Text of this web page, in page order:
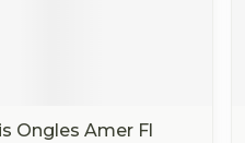
Ongles Amer Fl